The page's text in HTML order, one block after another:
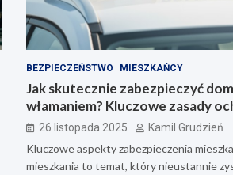
BEZPIECZEŃSTWO MIESZKAŃCY
Jak skutecznie zabezpieczyć
włamaniem? Kluczowe zasady
26 listopada 2025 Kamil Grudzień
Kluczowe aspekty zabezpieczenia
mieszkania to temat, który nieustannie